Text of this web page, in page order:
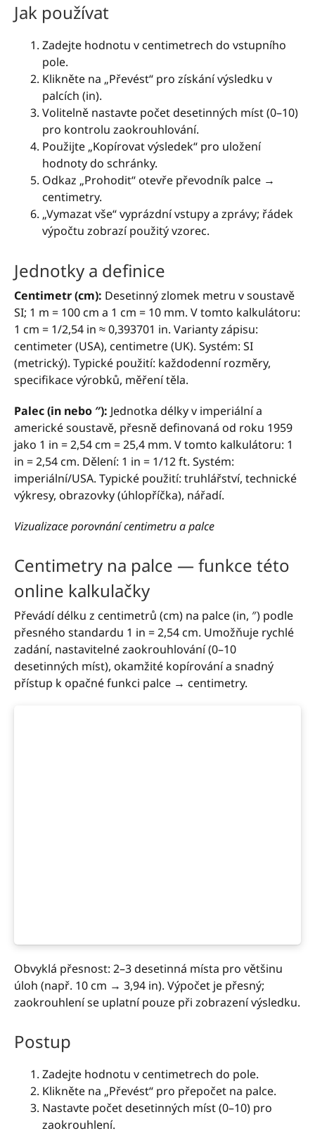
Jak používat
Zadejte hodnotu v centimetrech do vstupního
pole.
Klikněte na „Převést“ pro získání výsledku v
palcích (in).
Volitelně nastavte počet desetinných míst (0–10)
pro kontrolu zaokrouhlování.
Použijte „Kopírovat výsledek“ pro uložení
hodnoty do schránky.
Odkaz „Prohodit“ otevře převodník palce →
centimetry.
„Vymazat vše“ vyprázdní vstupy a zprávy; řádek
výpočtu zobrazí použitý vzorec.
Jednotky a definice
Centimetr (cm): Desetinný zlomek metru v soustavě
SI; 1 m = 100 cm a 1 cm = 10 mm. V tomto kalkulátoru:
1 cm = 1/2,54 in ≈ 0,393701 in. Varianty zápisu:
centimeter (USA), centimetre (UK). Systém: SI
(metrický). Typické použití: každodenní rozměry,
specifikace výrobků, měření těla.
Palec (in nebo ″): Jednotka délky v imperiální a
americké soustavě, přesně definovaná od roku 1959
jako 1 in = 2,54 cm = 25,4 mm. V tomto kalkulátoru: 1
in = 2,54 cm. Dělení: 1 in = 1/12 ft. Systém:
imperiální/USA. Typické použití: truhlářství, technické
výkresy, obrazovky (úhlopříčka), nářadí.
Vizualizace porovnání centimetru a palce
Centimetry na palce — funkce této
online kalkulačky
Převádí délku z centimetrů (cm) na palce (in, ″) podle
přesného standardu 1 in = 2,54 cm. Umožňuje rychlé
zadání, nastavitelné zaokrouhlování (0–10
desetinných míst), okamžité kopírování a snadný
přístup k opačné funkci palce → centimetry.
Obvyklá přesnost: 2–3 desetinná místa pro většinu
úloh (např. 10 cm → 3,94 in). Výpočet je přesný;
zaokrouhlení se uplatní pouze při zobrazení výsledku.
Postup
Zadejte hodnotu v centimetrech do pole.
Klikněte na „Převést“ pro přepočet na palce.
Nastavte počet desetinných míst (0–10) pro
zaokrouhlení.